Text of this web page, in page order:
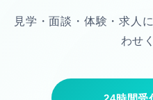
見学・面談・体験・求人
わせ